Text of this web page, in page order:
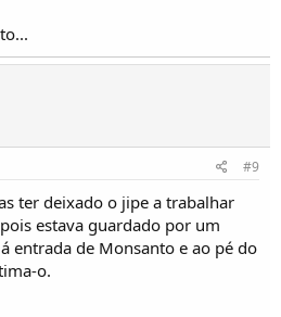
#9
ter deixado o jipe a trabalhar
estava guardado por um
entrada de Monsanto e ao pé do
o.